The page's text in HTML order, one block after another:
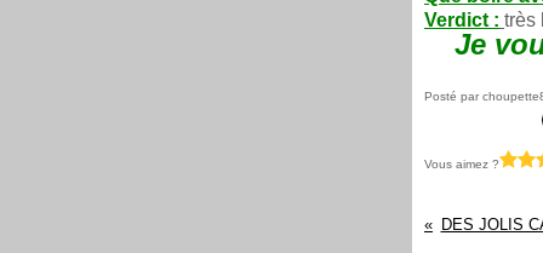
Verdict : très
Je
Posté par
Vous aimez ?
DES JOLIS